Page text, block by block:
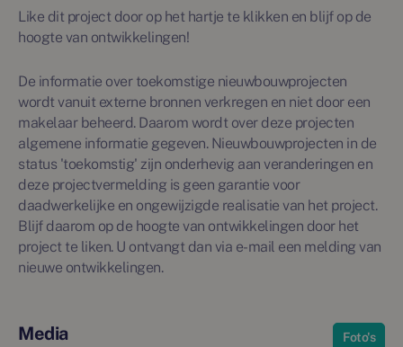
Like dit project door op het hartje te klikken en blijf op de
hoogte van ontwikkelingen!
De informatie over toekomstige nieuwbouwprojecten
wordt vanuit externe bronnen verkregen en niet door een
makelaar beheerd. Daarom wordt over deze projecten
algemene informatie gegeven. Nieuwbouwprojecten in de
status 'toekomstig' zijn onderhevig aan veranderingen en
deze projectvermelding is geen garantie voor
daadwerkelijke en ongewijzigde realisatie van het project.
Blijf daarom op de hoogte van ontwikkelingen door het
project te liken. U ontvangt dan via e-mail een melding van
nieuwe ontwikkelingen.
Media Foto's